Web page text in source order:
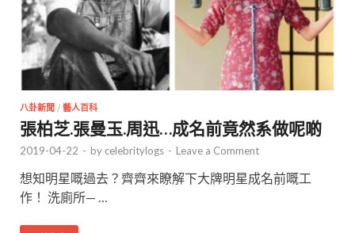
八卦新聞 / 藝人百科
張柏芝.張曼玉.周迅…成名前竟然系做呢啲
2019-04-22 - by celebritylogs - Leave a Comment
想知明星嘅過去？齊齊來瞭解下大牌明星成名前嘅工
作！ 洗廁所— …